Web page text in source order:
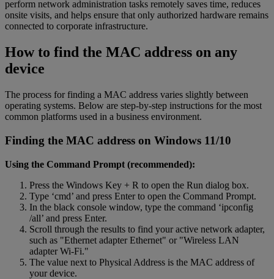
perform network administration tasks remotely saves time, reduces
onsite visits, and helps ensure that only authorized hardware remains
connected to corporate infrastructure.
How to find the MAC address on any
device
The process for finding a MAC address varies slightly between
operating systems. Below are step-by-step instructions for the most
common platforms used in a business environment.
Finding the MAC address on Windows 11/10
Using the Command Prompt (recommended):
Press the Windows Key + R to open the Run dialog box.
Type ‘cmd’ and press Enter to open the Command Prompt.
In the black console window, type the command ‘ipconfig
/all’ and press Enter.
Scroll through the results to find your active network adapter,
such as "Ethernet adapter Ethernet" or "Wireless LAN
adapter Wi-Fi."
The value next to Physical Address is the MAC address of
your device.